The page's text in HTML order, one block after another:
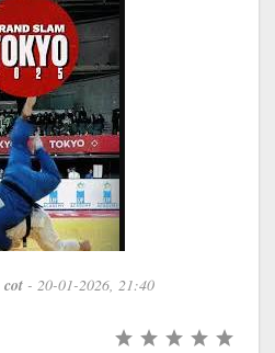
cot - 20-01-2026, 21:40